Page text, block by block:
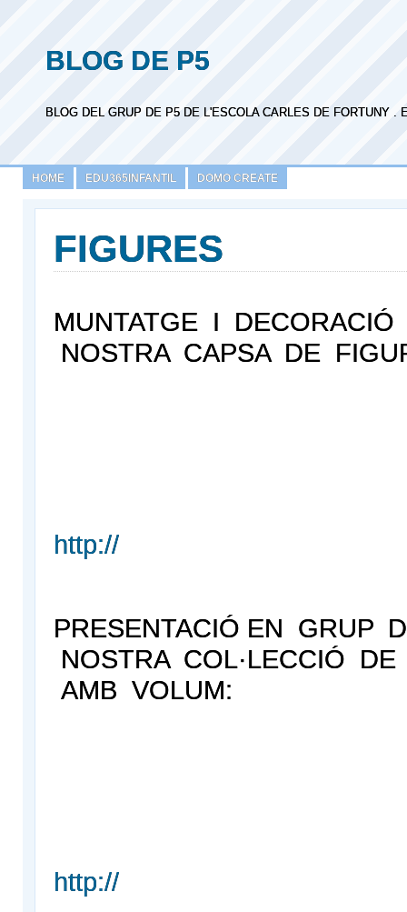
BLOG DE P5
BLOG DEL GRUP DE P5 DE L'ESCOLA CARLES DE FORTUNY .
HOME EDU365INFANTIL DOMO CREATE
FIGURES
MUNTATGE I
NOSTRA CAPSA DE
http://
PRESENTACIÓ EN GRUP
NOSTRA COL·LECCIÓ
AMB VOLUM:
http://